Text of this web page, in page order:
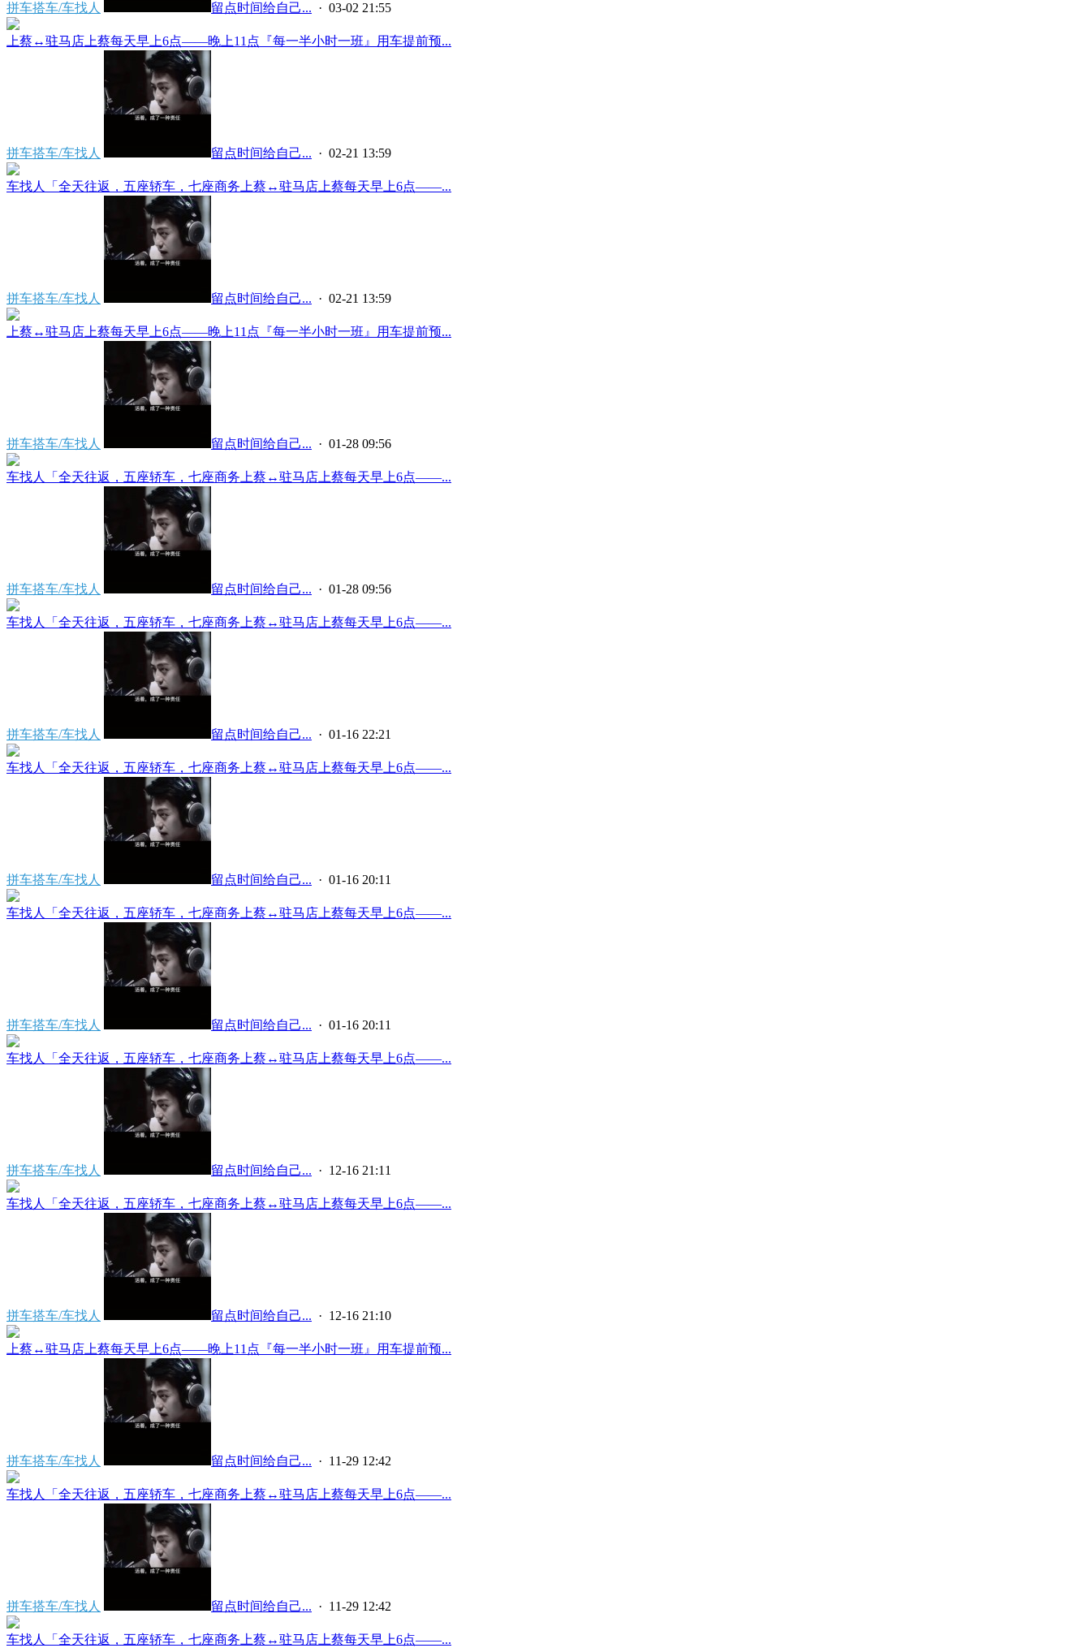
拼车搭车/车找人 留点时间给自己... · 03-02 21:55
上蔡↔️驻马店上蔡每天早上6点——晚上11点『每一半小时一班』用车提前预...
拼车搭车/车找人 留点时间给自己... · 02-21 13:59
车找人「全天往返，五座轿车，七座商务上蔡↔️驻马店上蔡每天早上6点——...
拼车搭车/车找人 留点时间给自己... · 02-21 13:59
上蔡↔️驻马店上蔡每天早上6点——晚上11点『每一半小时一班』用车提前预...
拼车搭车/车找人 留点时间给自己... · 01-28 09:56
车找人「全天往返，五座轿车，七座商务上蔡↔️驻马店上蔡每天早上6点——...
拼车搭车/车找人 留点时间给自己... · 01-28 09:56
车找人「全天往返，五座轿车，七座商务上蔡↔️驻马店上蔡每天早上6点——...
拼车搭车/车找人 留点时间给自己... · 01-16 22:21
车找人「全天往返，五座轿车，七座商务上蔡↔️驻马店上蔡每天早上6点——...
拼车搭车/车找人 留点时间给自己... · 01-16 20:11
车找人「全天往返，五座轿车，七座商务上蔡↔️驻马店上蔡每天早上6点——...
拼车搭车/车找人 留点时间给自己... · 01-16 20:11
车找人「全天往返，五座轿车，七座商务上蔡↔️驻马店上蔡每天早上6点——...
拼车搭车/车找人 留点时间给自己... · 12-16 21:11
车找人「全天往返，五座轿车，七座商务上蔡↔️驻马店上蔡每天早上6点——...
拼车搭车/车找人 留点时间给自己... · 12-16 21:10
上蔡↔️驻马店上蔡每天早上6点——晚上11点『每一半小时一班』用车提前预...
拼车搭车/车找人 留点时间给自己... · 11-29 12:42
车找人「全天往返，五座轿车，七座商务上蔡↔️驻马店上蔡每天早上6点——...
拼车搭车/车找人 留点时间给自己... · 11-29 12:42
车找人「全天往返，五座轿车，七座商务上蔡↔️驻马店上蔡每天早上6点——...